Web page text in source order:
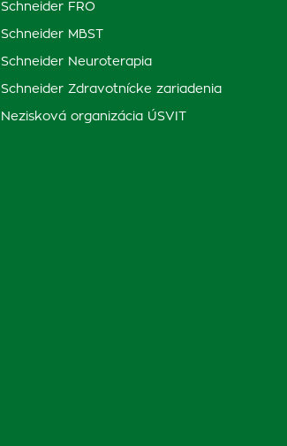
Schneider FRO
Schneider MBST
Schneider Neuroterapia
Schneider Zdravotnícke zariadenia
Nezisková organizácia ÚSVIT